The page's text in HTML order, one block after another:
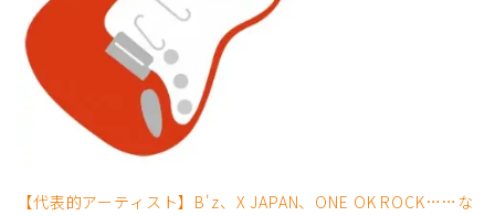
【代表的アーティスト】B'z、X JAPAN、ONE OK ROCK……な